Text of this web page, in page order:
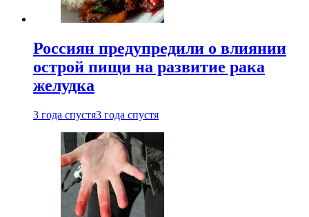
Россиян предупредили о влиянии
острой пищи на развитие рака
желудка
3 года спустя3 года спустя